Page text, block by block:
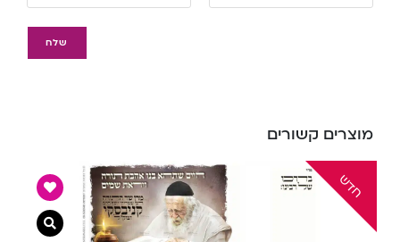
מוצרים קשורים
צפייה